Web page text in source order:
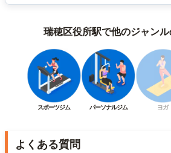
瑞穂区役所駅で他のジャン
スポーツジム パーソナルジム ヨガ
よくある質問